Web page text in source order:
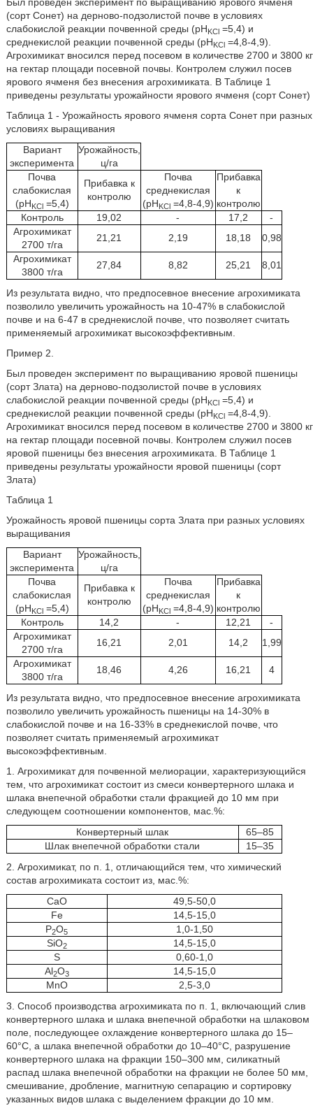
(сорт Сонет) на дерново-подзолистой почве в условиях
слабокислой реакции почвенной среды (pHKCl=5,4) и
среднекислой реакции почвенной среды (pHKCl=4,8-4,9).
Агрохимикат вносился перед посевом в количестве 2700 и 3800 кг
на гектар площади посевной почвы. Контролем служил посев
ярового ячменя без внесения агрохимиката. В Таблице 1
приведены результаты урожайности ярового ячменя (сорт Сонет)
Таблица 1 - Урожайность ярового ячменя сорта Сонет при разных
условиях выращивания
Вариант
эксперимента
Урожайность,
ц/га
Почва
слабокислая
(pHKCl=5,4)
Прибавка к
контролю
Почва
среднекислая
(pHKCl=4,8-4,9)
Прибавка
к
контролю
Контроль
19,02 - 17,2
-
Агрохимикат
2700 т/га
21,21 2,19 18,18
0,98
Агрохимикат
3800 т/га
27,84 8,82 25,21 8,01
Из результата видно, что предпосевное внесение агрохимиката
позволило увеличить урожайность на 10-47% в слабокислой
почве и на 6-47 в среднекислой почве, что позволяет считать
применяемый агрохимикат высокоэффективным.
Пример 2.
Был проведен эксперимент по выращиванию яровой пшеницы
(сорт Злата) на дерново-подзолистой почве в условиях
слабокислой реакции почвенной среды (pHKCl=5,4) и
среднекислой реакции почвенной среды (pHKCl=4,8-4,9).
Агрохимикат вносился перед посевом в количестве 2700 и 3800 кг
на гектар площади посевной почвы. Контролем служил посев
яровой пшеницы без внесения агрохимиката. В Таблице 1
приведены результаты урожайности яровой пшеницы (сорт
Злата)
Таблица 1
Урожайность яровой пшеницы сорта Злата при разных условиях
выращивания
Вариант
эксперимента
Урожайность,
ц/га
Почва
слабокислая
(pHKCl=5,4)
Прибавка к
контролю
Почва
среднекислая
(pHKCl=4,8-4,9)
Прибавка
к
контролю
Контроль
14,2 - 12,21
-
Агрохимикат
2700 т/га
16,21 2,01 14,2
1,99
Агрохимикат
3800 т/га
18,46 4,26 16,21 4
Из результата видно, что предпосевное внесение агрохимиката
позволило увеличить урожайность пшеницы на 14-30% в
слабокислой почве и на 16-33% в среднекислой почве, что
позволяет считать применяемый агрохимикат
высокоэффективным.
1. Агрохимикат для почвенной мелиорации, характеризующийся
тем, что агрохимикат состоит из смеси конвертерного шлака и
шлака внепечной обработки стали фракцией до 10 мм при
следующем соотношении компонентов, мас.%:
Конвертерный шлак
65–85
Шлак внепечной обработки стали
15–35
2. Агрохимикат, по п. 1, отличающийся тем, что химический
состав агрохимиката состоит из, мас.%:
CaO
49,5-50,0
Fe
14,5-15,0
P2O5
1,0-1,50
SiO2
14,5-15,0
S
0,60-1,0
Al2O3
14,5-15,0
MnO
2,5-3,0
3. Способ производства агрохимиката по п. 1, включающий слив
конвертерного шлака и шлака внепечной обработки на шлаковом
поле, последующее охлаждение конвертерного шлака до 15–
60°С, а шлака внепечной обработки до 10–40°С, разрушение
конвертерного шлака на фракции 150–300 мм, силикатный
распад шлака внепечной обработки на фракции не более 50 мм,
смешивание, дробление, магнитную сепарацию и сортировку
указанных видов шлака с выделением фракции до 10 мм.